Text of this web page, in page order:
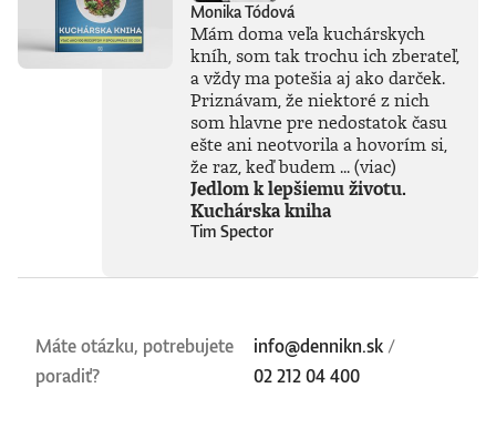
Monika Tódová
Mám doma veľa kuchárskych
kníh, som tak trochu ich zberateľ,
a vždy ma potešia aj ako darček.
Priznávam, že niektoré z nich
som hlavne pre nedostatok času
ešte ani neotvorila a hovorím si,
že raz, keď budem ...(viac)
Jedlom k lepšiemu životu.
Kuchárska kniha
Tim Spector
Máte otázku, potrebujete
poradiť?
info@dennikn.sk /
02 212 04 400